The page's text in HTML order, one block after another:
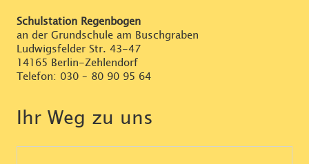
Schulstation Regenbogen
an der Grundschule am Buschgraben
Ludwigsfelder Str. 43-47
14165 Berlin-Zehlendorf
Telefon: 030 – 80 90 95 64
Ihr Weg zu uns